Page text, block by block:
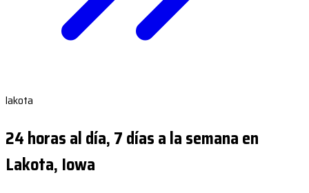
lakota
24 horas al día, 7 días a la semana en
Lakota, Iowa